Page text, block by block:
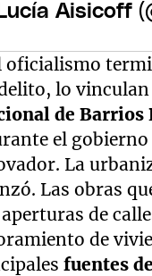
Aisicoff
oficialismo
lo
de Barrios
el
La
Las obras
de
de
fuentes